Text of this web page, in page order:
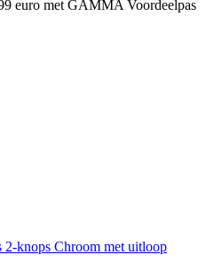
euro met GAMMA Voordeelpas
2-knops Chroom met uitloop